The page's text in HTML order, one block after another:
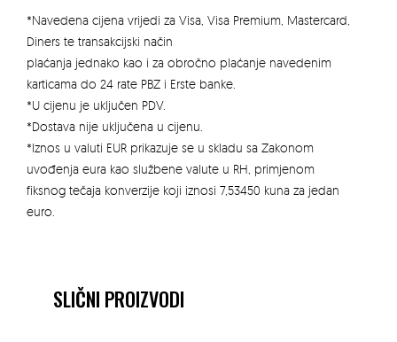
*Navedena cijena vrijedi za Visa, Visa Premium, Mastercard,
Diners te transakcijski način
plaćanja jednako kao i za obročno plaćanje navedenim
karticama do 24 rate PBZ i Erste banke.
*U cijenu je uključen PDV.
*Dostava nije uključena u cijenu.
*Iznos u valuti EUR prikazuje se u skladu sa Zakonom
uvođenja eura kao službene valute u RH, primjenom
fiksnog tečaja konverzije koji iznosi 7,53450 kuna za jedan
euro.
SLIČNI PROIZVODI